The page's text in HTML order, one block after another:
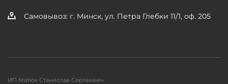
Самовывоз: г. Минск, ул. Петра Глебки 11/1, оф. 205
ИП Матюк Станислав Сергеевич